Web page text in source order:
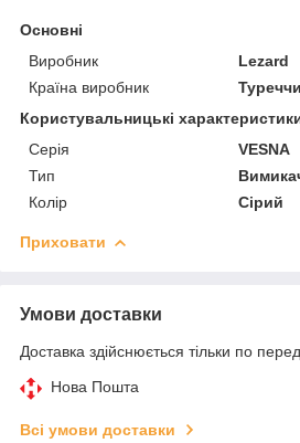
Основні
Виробник
Lezard
Країна виробник
Користувальницькі
Серія
VESNA
Тип
Колір
Сірий
Приховати
Умови доставки
Доставка здійснюється тільки по
Нова Пошта
Всі умови доставки